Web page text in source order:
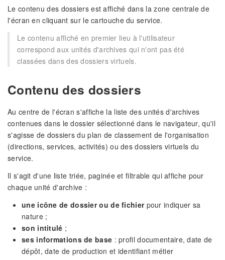
Le contenu des dossiers est affiché dans la zone centrale de
l'écran en cliquant sur le cartouche du service.
Le contenu affiché en premier lieu à l'utilisateur
correspond aux unités d'archives qui n'ont pas été
classées dans des dossiers virtuels.
Contenu des dossiers
Au centre de l'écran s'affiche la liste des unités d'archives
contenues dans le dossier sélectionné dans le navigateur, qu'il
s'agisse de dossiers du plan de classement de l'organisation
(directions, services, activités) ou des dossiers virtuels du
service.
Il s'agit d'une liste triée, paginée et filtrable qui affiche pour
chaque unité d'archive :
une icône de dossier ou de fichierpour indiquer sa
nature ;
son intitulé ;
ses informations de base : profil documentaire, date de
dépôt, date de production et identifiant métier